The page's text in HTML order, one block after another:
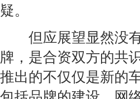
疑。
但应展望显然没有
牌，是合资双方的共
推出的不仅仅是新的